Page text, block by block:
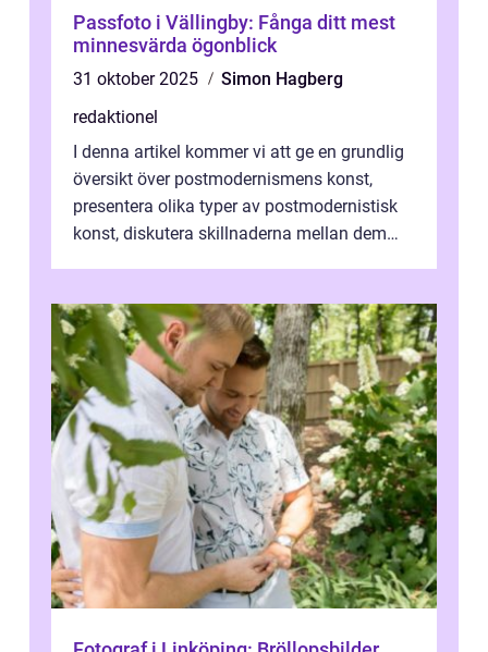
Passfoto i Vällingby: Fånga ditt mest
minnesvärda ögonblick
31 oktober 2025
Simon Hagberg
redaktionel
I denna artikel kommer vi att ge en grundlig
översikt över postmodernismens konst,
presentera olika typer av postmodernistisk
konst, diskutera skillnaderna mellan dem